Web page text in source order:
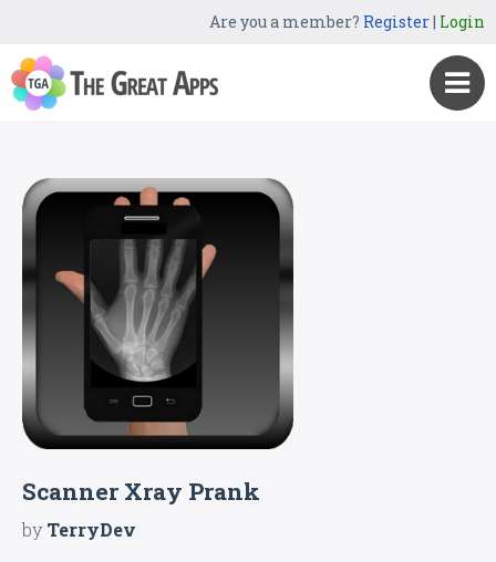
Are you a member? Register| Login
Scanner Xray Prank
byTerryDev